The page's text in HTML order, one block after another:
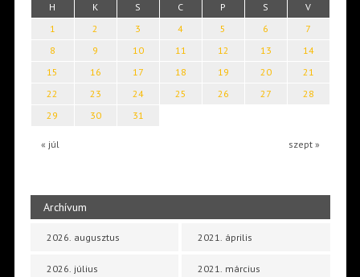
H K S C P S V
« júl szept »
1 2 3 4 5 6
7
8
9 10 11 12 13
14
15
16 17 18 19 20
21
22
23 24 25 26 27
28
29
30 31
Archívum
2026. augusztus
2026. július
2021. április
2021. március